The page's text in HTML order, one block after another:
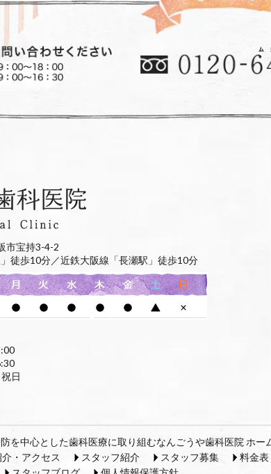
市宝持3-4-2
徒歩10分／近鉄大阪線「長瀬駅」徒歩10分
日
を中心とした歯科医療に取り組むなんごうや歯科医院 ホー
・アクセス スタッフ紹介 スタッフ募集 料金表